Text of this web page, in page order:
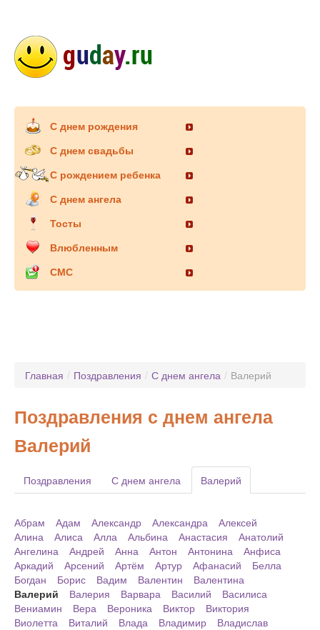
С днем рождения
С днем свадьбы
С рождением ребенка
С днем ангела
Тосты
Влюбленным
СМС
Главная / Поздравления / С днем ангела / Валерий
Поздравления с днем ангела
Валерий
Поздравления С днем ангела Валерий
Абрам Адам Александр Александра
Алексей
Алина
Алиса Алла Альбина Анастасия
Анатолий
Ангелина
Андрей Анна Антон Антонина
Анфиса
Аркадий
Арсений Артём Артур Афанасий
Белла
Богдан
Борис Вадим Валентин
Валентина
Валерий
Валерия Варвара Василий
Василиса
Вениамин
Вера Вероника Виктор
Виктория
Виолетта
Виталий Влада Владимир
Владислав